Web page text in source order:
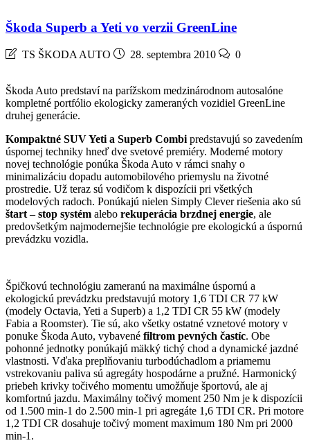
Škoda Superb a Yeti vo verzii GreenLine
TS ŠKODA AUTO 28. septembra 2010 0
Škoda Auto predstaví na parížskom medzinárodnom autosalóne
kompletné portfólio ekologicky zameraných vozidiel GreenLine
druhej generácie.
Kompaktné SUV Yeti a Superb Combipredstavujú so zavedením
úspornej techniky hneď dve svetové premiéry. Moderné motory
novej technológie ponúka Škoda Auto v rámci snahy o
minimalizáciu dopadu automobilového priemyslu na životné
prostredie. Už teraz sú vodičom k dispozícii pri všetkých
modelových radoch. Ponúkajú nielen Simply Clever riešenia ako sú
štart – stop systém alebo rekuperácia brzdnej energie, ale
predovšetkým najmodernejšie technológie pre ekologickú a úspornú
prevádzku vozidla.
Špičkovú technológiu zameranú na maximálne úspornú a
ekologickú prevádzku predstavujú motory 1,6 TDI CR 77 kW
(modely Octavia, Yeti a Superb) a 1,2 TDI CR 55 kW (modely
Fabia a Roomster). Tie sú, ako všetky ostatné vznetové motory v
ponuke Škoda Auto, vybavené filtrom pevných častíc. Obe
pohonné jednotky ponúkajú mäkký tichý chod a dynamické jazdné
vlastnosti. Vďaka preplňovaniu turbodúchadlom a priamemu
vstrekovaniu paliva sú agregáty hospodárne a pružné. Harmonický
priebeh krivky točivého momentu umožňuje športovú, ale aj
komfortnú jazdu. Maximálny točivý moment 250 Nm je k dispozícii
od 1.500 min-1 do 2.500 min-1 pri agregáte 1,6 TDI CR. Pri motore
1,2 TDI CR dosahuje točivý moment maximum 180 Nm pri 2000
min-1.